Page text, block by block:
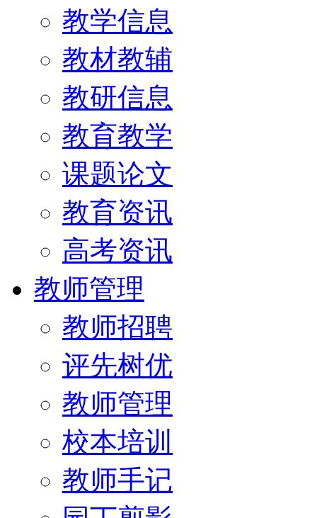
教学信息
教材教辅
教研信息
教育教学
课题论文
教育资讯
高考资讯
教师管理
教师招聘
评先树优
教师管理
校本培训
教师手记